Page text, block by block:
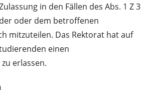
in den Fällen des Abs. 1 Z 3
oder dem betroffenen
mitzuteilen. Das Rektorat hat auf
einen
erlassen.